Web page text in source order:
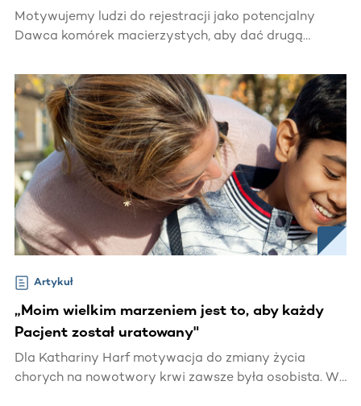
Motywujemy ludzi do rejestracji jako potencjalny
Dawca komórek macierzystych, aby dać drugą
całym świecie.
Artykuł
„Moim wielkim marzeniem jest to, aby każdy
Pacjent został uratowany"
Dla Kathariny Harf motywacja do zmiany życia
chorych na nowotwory krwi zawsze była osobista. W